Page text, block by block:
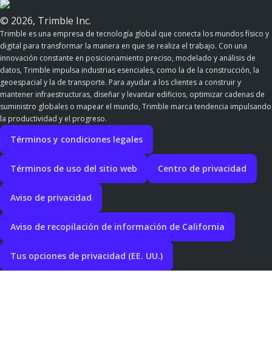
© 2026, Trimble Inc.
Trimble es una empresa de tecnología global que conecta los mundos físico y
digital para transformar la manera en que se realiza el trabajo. Con una
innovación constante en posicionamiento preciso, modelado y análisis de
datos, Trimble impulsa industrias esenciales, como la de la construcción, la
geoespacial y la de transporte. Para ayudar a los clientes a construir y
mantener infraestructuras, diseñar y levantar edificios, optimizar cadenas de
suministro globales o mapear el mundo, Trimble marca tendencia impulsando
la productividad y el progreso.
Términos y condiciones legales
Términos de uso del sitio web Centro de privacidad
Aviso de privacidad
Aviso de recopilación de información de California
Tus opciones de privacidad (EE. UU.)